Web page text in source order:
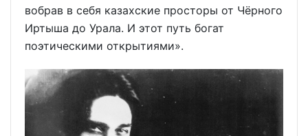
вобрав в себя казахские просторы от Чёрного
Иртыша до Урала. И этот путь богат
поэтическими открытиями».